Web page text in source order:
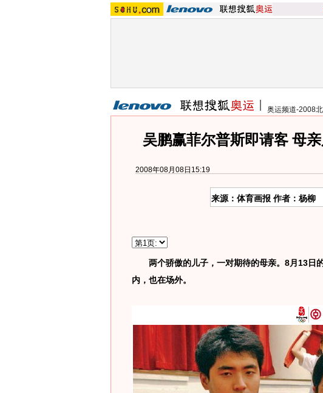
奥运频道-2008
吴鹏赢菲尔普斯即请客 母
2008年08月08日15:19
来源：体育画报 作者：杨柳
两个骄傲的儿子，一对期待的母亲。8月13日
内，也在场外。